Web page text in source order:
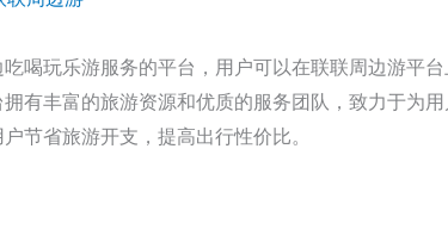
喝玩乐游服务的平台，用户可以在联联周边游平
有丰富的旅游资源和优质的服务团队，致力于为
节省旅游开支，提高出行性价比。